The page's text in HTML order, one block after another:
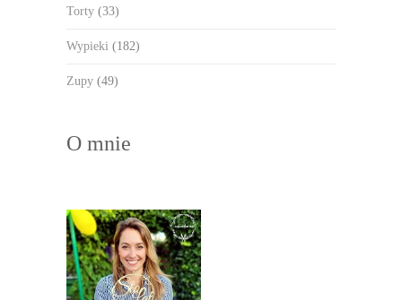
Torty (33)
Wypieki (182)
Zupy (49)
O mnie